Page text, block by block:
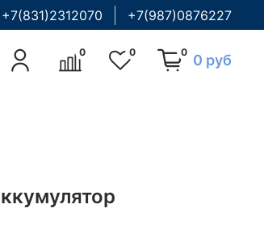
+7(831)2312070 +7(987)0876227
0 0 0 0 руб